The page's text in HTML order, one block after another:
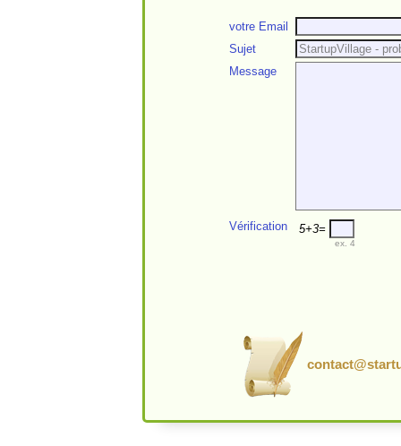
votre Email
Sujet
Message
Vérification 5+3=
ex. 4